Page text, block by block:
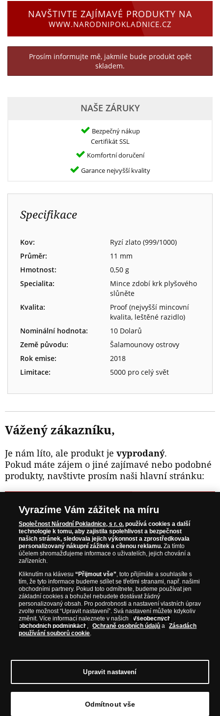
NAVŠTIVTE ZAJÍMAVÉ PRODUKTY NA
WWW.NARODNIPOKLADNICE.CZ
Prosím informujte mě, jakmile bude produkt opět
skladem.
NAŠE ZÁRUKY
Bezpečný nákup
Certifikát SSL
Komfortní doručení
Garance nejvyšší kvality
Specifikace
Kov:
Ryzí zlato (999/1000)
Průměr:
11 mm
Hmotnost:
0,50 g
Specialita:
Mince zdobí krk plyšového
slůněte
Kvalita:
Proof (nejvyšší mincovní
kvalita, leštěné razidlo)
Nominální hodnota:
10 Dolarů
Země původu:
Šalamounovy ostrovy
Rok emise:
2018
Limitace:
5000 pro celý svět
Vážený zákazníku,
Je nám líto, ale produkt je vyprodaný.
Pokud máte zájem o jiné zajímavé nebo podobné
produkty, navštivte prosím naši hlavní stránku:
NAVŠTIVTE ZAJÍMAVÉ PRODUKTY NA
WWW.NARODNIPOKLADNICE.CZ
Prosím informujte mě, jakmile bude produkt opět skladem.
NAŠE ZÁRUKY
Bezpečný nákup
Certifikát SSL
Komfortní doručení
© Copyright 2026 - Národní Pokladnice, s. r. o.; Karolinská 661/4, 186 00 Praha 8; Tel.:
Vyrazíme Vám zážitek na míru
Společnost Národní Pokladnice, s r. o. používá cookies a další
technologie k tomu, aby zajistila spolehlivost a bezpečnost
našich stránek, sledovala jejich výkonnost a zprostředkovala
personalizovaný nákupní zážitek a cílenou reklamu. Za tímto
účelem shromažďujeme informace o uživatelích, jejich chování a
zařízeních.
Kliknutím na klávesu“Přijmout vše”, toto přijímáte a souhlasíte s
tím, že tyto informace budeme sdílet se třetími stranami, např. našimi
obchodními partnery. Pokud toto odmítnete, budeme používat jen
základní cookies a bohužel nebudete dostávat žádný
personalizovaný obsah. Pro podrobnosti a nastavení vlastních úprav
zvolte možnost “Upravit nastavení”. Svá nastavení můžete kdykoliv
změnit. Více informací naleznete v našich
Všeobecných
obchodních podmínkách , Ochraně osobních údajů a
Zásadách
používání souborů cookie.
Upravit nastavení
Odmítnout vše